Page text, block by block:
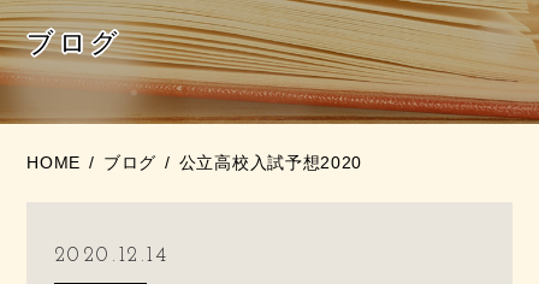
ブログ
HOME ブログ 公立高校入試予想2020
2020.12.14